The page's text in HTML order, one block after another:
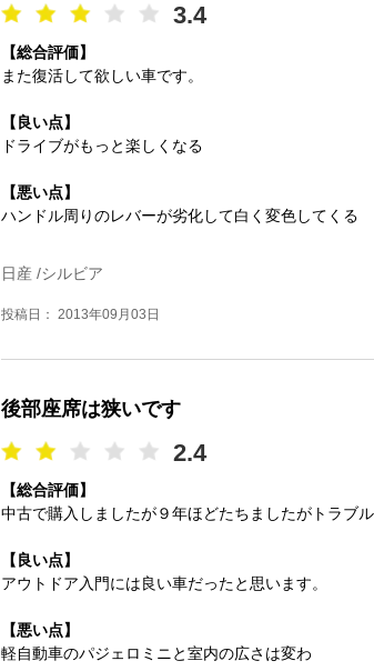
3.4
【総合評価】
また復活して欲しい車です。
【良い点】
ドライブがもっと楽しくなる
【悪い点】
ハンドル周りのレバーが劣化して白く変色してくる
日産 /シルビア
投稿日： 2013年09月03日
後部座席は狭いです
2.4
【総合評価】
中古で購入しましたが９年ほどたちましたがトラブル
【良い点】
アウトドア入門には良い車だったと思います。
【悪い点】
軽自動車のパジェロミニと室内の広さは変わ